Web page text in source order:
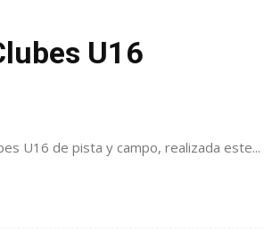
U16
U16 de pista y campo, realizada este...